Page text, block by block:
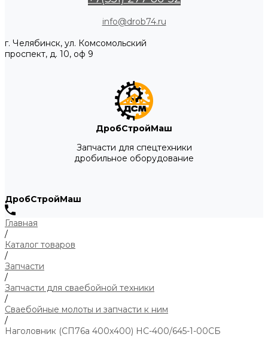
info@drob74.ru
г. Челябинск, ул. Комсомольский
проспект, д. 10, оф 9
ДробСтройМаш
Запчасти для спецтехники
дробильное оборудование
ДробСтройМаш
Главная
/
Каталог товаров
/
Запчасти
/
Запчасти для сваебойной техники
/
Сваебойные молоты и запчасти к ним
/
Наголовник (СП76а 400х400) НС-400/645-1-00СБ